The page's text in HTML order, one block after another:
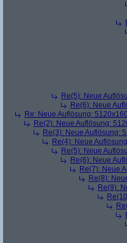
Re(5): Neue
Re(6): Neue
Re: Neue Auflösung:
Re(2): Neue Auflösung:
Re(3): Neue Auflösung:
Re(4): Neue
Re(5): Neue
Re(6): Neue
Re(7): Neue
Re(8):
Re(9):